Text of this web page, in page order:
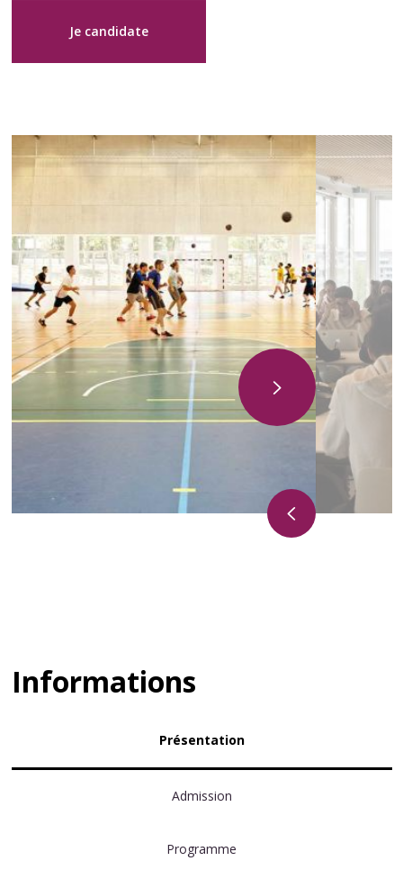
Je candidate
Informations
Présentation
Admission
Programme